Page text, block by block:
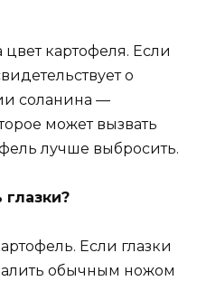
картофеля. Если
о
соланина —
может вызвать
лучше выбросить.
Если глазки
обычным ножом